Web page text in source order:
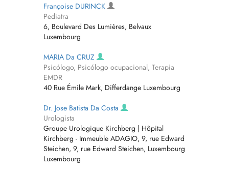
Françoise DURINCK
Pediatra
6, Boulevard Des Lumières, Belvaux
Luxembourg
MARIA Da CRUZ
Psicólogo, Psicólogo ocupacional, Terapia
EMDR
40 Rue Émile Mark, Differdange Luxembourg
Dr. Jose Batista Da Costa
Urologista
Groupe Urologique Kirchberg | Hôpital
Kirchberg - Immeuble ADAGIO, 9, rue Edward
Steichen, 9, rue Edward Steichen, Luxembourg
Luxembourg